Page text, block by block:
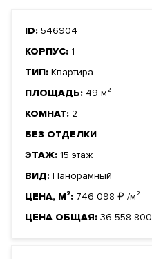
ID: 546904
КОРПУС: 1
ТИП: Квартира
ПЛОЩАДЬ: 49 м²
КОМНАТ: 2
БЕЗ ОТДЕЛКИ
ЭТАЖ: 15 этаж
ВИД: Панорамный
ЦЕНА, М²: 746 098 ₽ /м²
ЦЕНА ОБЩАЯ: 36 558 800